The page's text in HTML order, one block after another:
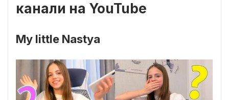
канали на YouTube
My little Nastya